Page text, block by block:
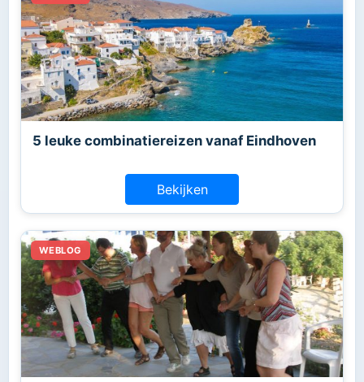
5 leuke combinatiereizen vanaf Eindhoven
Bekijken